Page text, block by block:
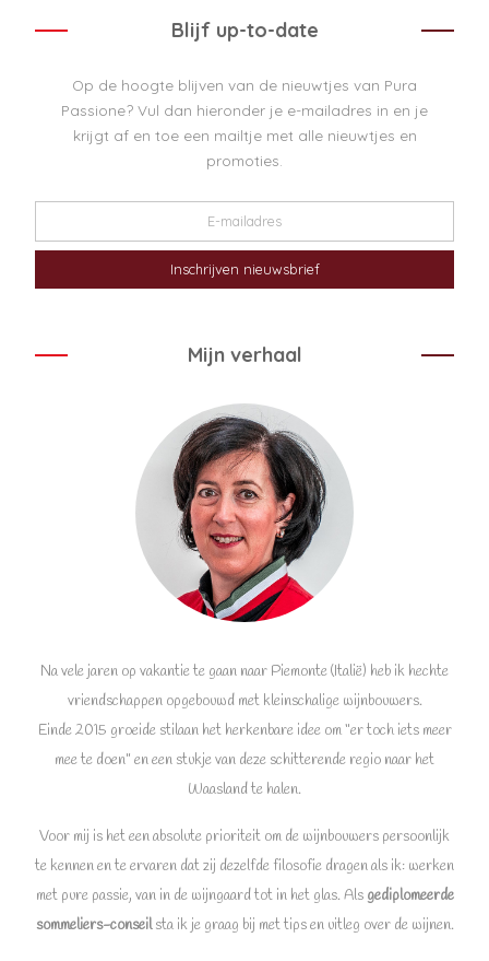
Blijf up-to-date
Op de hoogte blijven van de nieuwtjes van Pura
Passione? Vul dan hieronder je e-mailadres in en je
krijgt af en toe een mailtje met alle nieuwtjes en
promoties.
Mijn verhaal
Na vele jaren op vakantie te gaan naar Piemonte (Italië) heb ik hechte
vriendschappen opgebouwd met kleinschalige wijnbouwers.
Einde 2015 groeide stilaan het herkenbare idee om “er toch iets meer
mee te doen” en een stukje van deze schitterende regio naar het
Waasland te halen.
Voor mij is het een absolute prioriteit om de wijnbouwers persoonlijk
te kennen en te ervaren dat zij dezelfde filosofie dragen als ik: werken
met pure passie, van in de wijngaard tot in het glas. Als gediplomeerde
sommeliers-conseilsta ik je graag bij met tips en uitleg over de wijnen.